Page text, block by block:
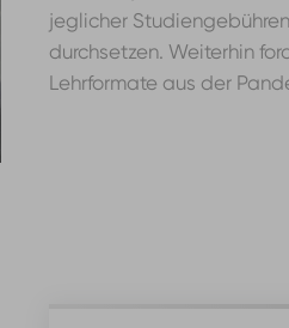
jeglicher
durchsetzen. Weiterhin
Lehrformate aus der